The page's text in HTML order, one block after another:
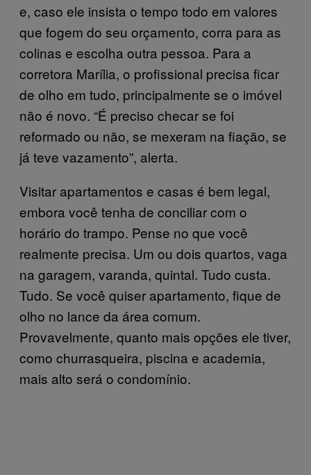
e, caso ele insista o tempo todo em valores
que fogem do seu orçamento, corra para as
colinas e escolha outra pessoa. Para a
corretora Marília, o profissional precisa ficar
de olho em tudo, principalmente se o imóvel
não é novo. “É preciso checar se foi
reformado ou não, se mexeram na fiação, se
já teve vazamento”, alerta.
Visitar apartamentos e casas é bem legal,
embora você tenha de conciliar com o
horário do trampo. Pense no que você
realmente precisa. Um ou dois quartos, vaga
na garagem, varanda, quintal. Tudo custa.
Tudo. Se você quiser apartamento, fique de
olho no lance da área comum.
Provavelmente, quanto mais opções ele tiver,
como churrasqueira, piscina e academia,
mais alto será o condomínio.